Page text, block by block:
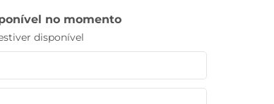
no momento
disponível